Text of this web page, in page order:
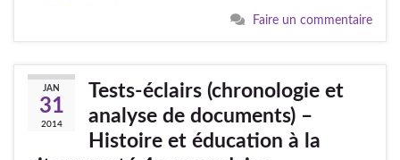
Faire un commentaire
JAN
31
2014
Tests-éclairs (chronologie et
analyse de documents) –
Histoire et éducation à la